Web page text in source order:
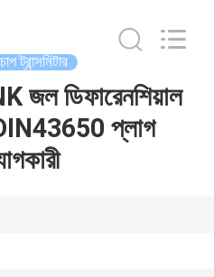
ট্রান্সমিটার
ডিফারেনশিয়াল
DIN43650 প্লাগ